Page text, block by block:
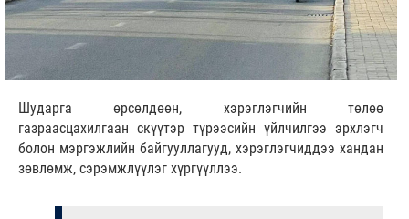
Шударга өрсөлдөөн, хэрэглэгчийн төлөө
газраасцахилгаан скүүтэр түрээсийн үйлчилгээ эрхлэгч
болон мэргэжлийн байгууллагууд, хэрэглэгчиддээ хандан
зөвлөмж, сэрэмжлүүлэг хүргүүллээ.